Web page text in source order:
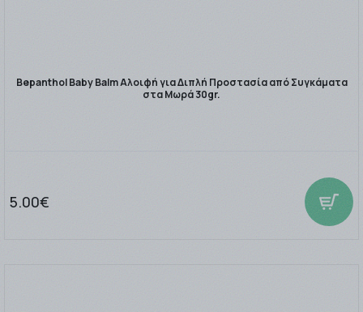
Bepanthol Baby Balm Αλοιφή για Διπλή Προστασία από Συγκάματα
στα Μωρά 30gr.
5.00€